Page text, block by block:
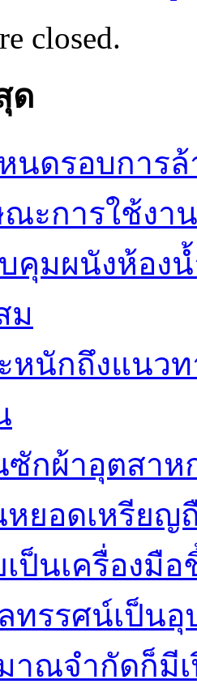
closed.
ด
นดรอบการล้
ะการใช้งาน
คุมผนังห้อง
ม
หนักถึงแนว
ซักผ้าอุตสา
ยอดเหรียญ
เป็นเครื่อง
ทรรศน์เป็น
าณจำกัดก็มี